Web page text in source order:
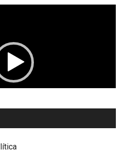
01:04
Presidenta Corporación